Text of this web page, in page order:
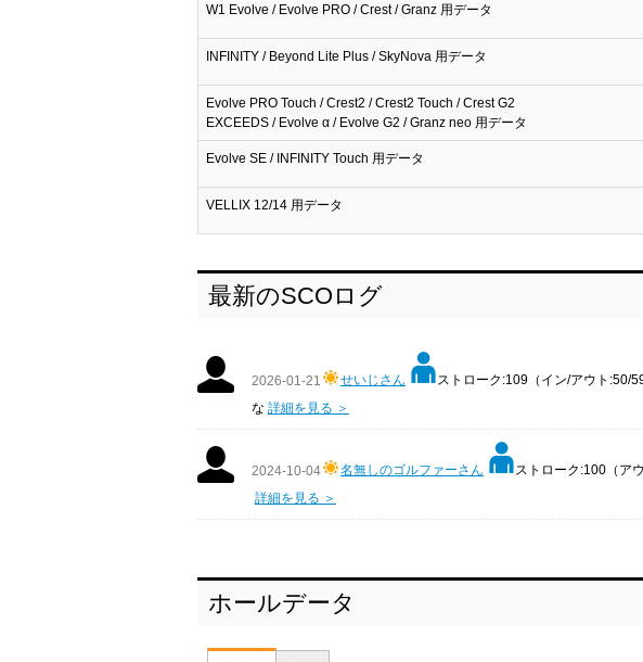
W1 Evolve / Evolve PRO / Crest / Granz 用データ
INFINITY / Beyond Lite Plus / SkyNova 用データ
Evolve PRO Touch / Crest2 / Crest2 Touch / Crest G2
EXCEEDS / Evolve α / Evolve G2 / Granz neo 用データ
Evolve SE / INFINITY Touch 用データ
VELLIX 12/14 用データ
最新のSCOログ
2026-01-21 せいじさん
ストローク:109（イン/アウト:50/59
な 詳細を見る ＞
2024-10-04 名無しのゴルファーさん
ストローク:100（ア
詳細を見る ＞
ホールデータ